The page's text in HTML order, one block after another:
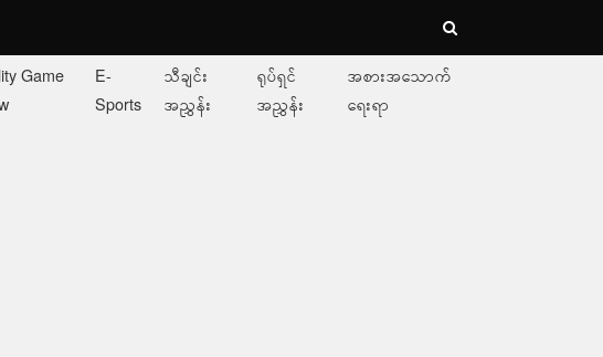
Game
E-
Sports
သီချင်း
အညွှန်း
ရုပ်ရှင်
အညွှန်း
အစားအသောက်
ရေးရာ